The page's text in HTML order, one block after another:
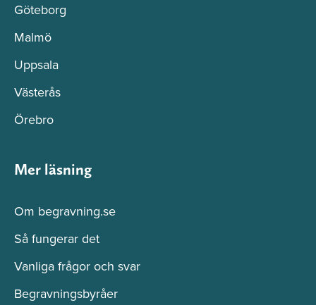
Göteborg
Malmö
Uppsala
Västerås
Örebro
Mer läsning
Om begravning.se
Så fungerar det
Vanliga frågor och svar
Begravningsbyråer